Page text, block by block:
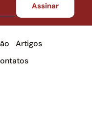
Artigos